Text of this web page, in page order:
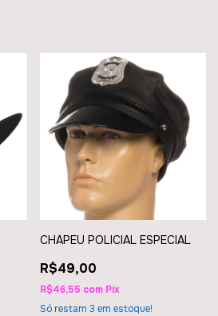
CHAPEU POLICIAL ESPECIAL
R$49,00
R$46,55 com Pix
Só restam 3 em estoque!